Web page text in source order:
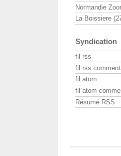
Normandie
La Boissiere
Syndication
fil rss
fil rss
fil atom
fil atom
Résumé RSS